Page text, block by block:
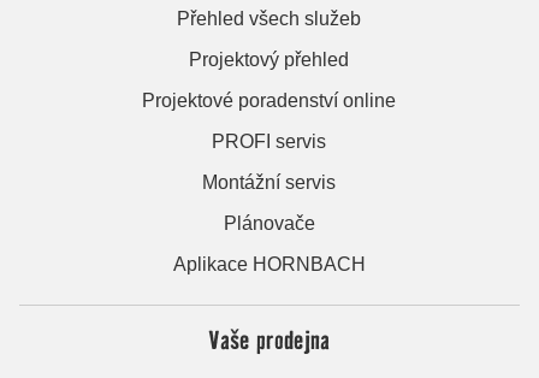
Přehled všech služeb
Projektový přehled
Projektové poradenství online
PROFI servis
Montážní servis
Plánovače
Aplikace HORNBACH
Vaše prodejna